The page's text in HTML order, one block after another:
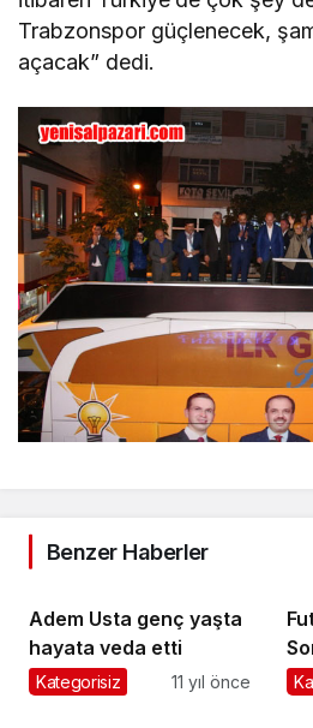
Trabzonspor güçlenecek,
açacak” dedi.
Benzer Haberler
Adem Usta genç yaşta
hayata veda etti
Kategorisiz 11 yıl önce